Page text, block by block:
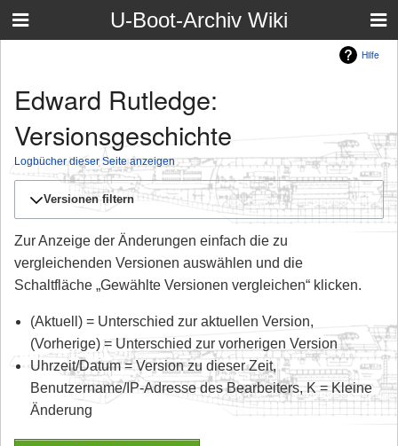
U-Boot-Archiv Wiki
Hilfe
Edward Rutledge:
Versionsgeschichte
Logbücher dieser Seite anzeigen
Versionen filtern
Zur Anzeige der Änderungen einfach die zu
vergleichenden Versionen auswählen und die
Schaltfläche „Gewählte Versionen vergleichen“ klicken.
(Aktuell) = Unterschied zur aktuellen Version,
(Vorherige) = Unterschied zur vorherigen Version
Uhrzeit/Datum = Version zu dieser Zeit,
Benutzername/IP-Adresse des Bearbeiters, K = Kleine
Änderung